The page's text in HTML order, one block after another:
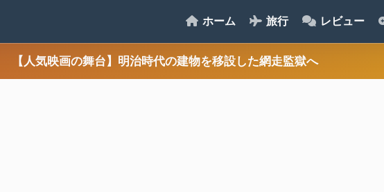
ホーム 旅行 レビュー
【人気映画の舞台】明治時代の建物を移設した網走監獄へ